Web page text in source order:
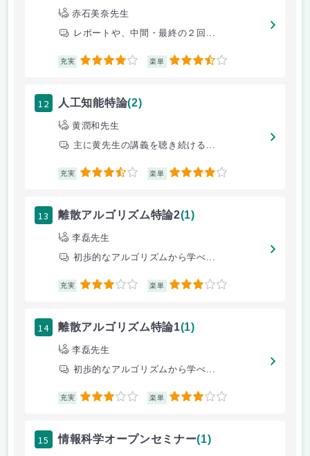
赤石美奈先生
レポートや、中間・最終の２回...
充実 4 楽単 3.5
12 人工知能特論(2)
黄潤和先生
主に黄先生の講義を聴き続ける...
充実 3.5 楽単 4
13 離散アルゴリズム特論2(1)
李磊先生
初歩的なアルゴリズムから学べ...
充実 3 楽単 3
14 離散アルゴリズム特論1(1)
李磊先生
初歩的なアルゴリズムから学べ...
充実 3 楽単 3
15 情報科学オープンセミナー(1)